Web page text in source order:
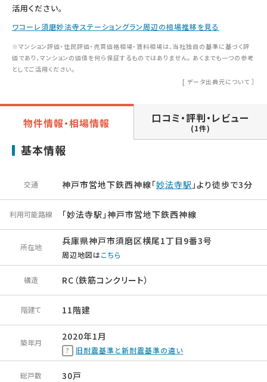
活用ください。
ワコーレ須磨妙法寺ステーショングラン周辺の相場推移を見る
※マンション評価・住民評価・売買価格相場・賃料相場は、当社独自の基準に基づく評
価であり、マンションの価値を何ら保証するものではありません。 あくまでも一つの参考
としてご活用ください。
[ データ出典元について ］
物件情報・相場情報 口コミ・評判・レビュー
(1件)
基本情報
交通 神戸市営地下鉄西神線「妙法寺駅 」より徒歩で3分
利用可能路線 「妙法寺駅」神戸市営地下鉄西神線
所在地
兵庫県神戸市須磨区横尾1丁目9番3号
周辺地図はこちら
構造 RC（鉄筋コンクリート）
階建て 11階建
築年月
2020年1月
旧耐震基準と新耐震基準の違い
総戸数 30戸